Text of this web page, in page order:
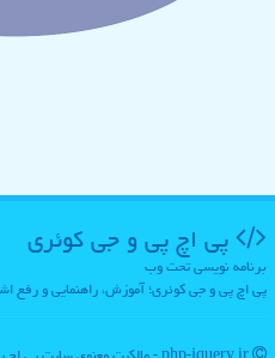
پی اچ پی و جی كوئری
برنامه نویسی تحت وب
پی اچ پی و جی کوئری؛ آموزش، راهنمایی و رفع